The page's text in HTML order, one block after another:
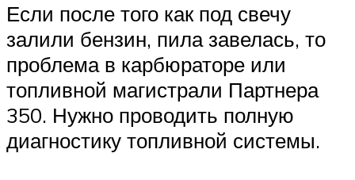
Если после того как под свечу
залили бензин, пила завелась, то
проблема в карбюраторе или
топливной магистрали Партнера
350. Нужно проводить полную
диагностику топливной системы.